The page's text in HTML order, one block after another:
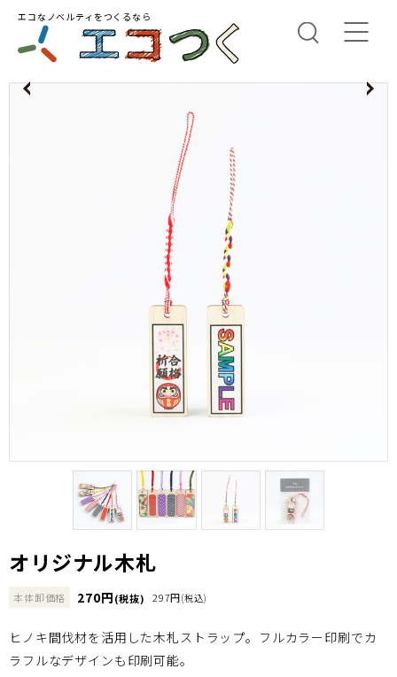
エコなノベルティをつくるなら
オリジナル木札
本体卸価格 270円(税抜) 297円(税込)
ヒノキ間伐材を活用した木札ストラップ。フルカラー印刷でカ
ラフルなデザインも印刷可能。